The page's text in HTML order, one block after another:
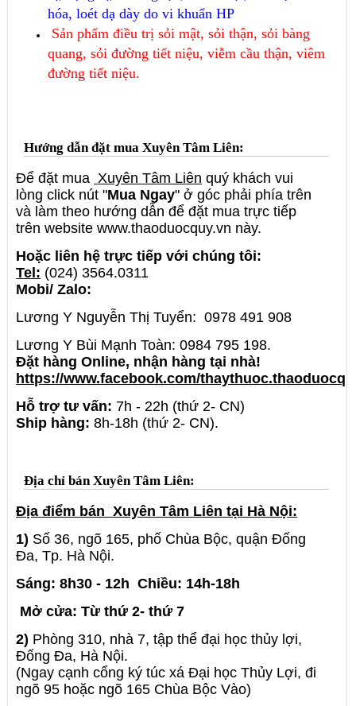
hóa, loét dạ dày do vi khuẩn HP
Sản phẩm điều trị sỏi mật, sỏi thận, sỏi bàng
quang, sỏi đường tiết niệu, viễm cầu thận, viêm
đường tiết niệu.
Hướng dẫn đặt mua Xuyên Tâm Liên:
Để đặt mua Xuyên Tâm Liên quý khách vui
lòng click nút "Mua Ngay" ở góc phải phía trên
và làm theo hướng dẫn để đặt mua trực tiếp
trên website www.thaoduocquy.vn này.
Hoặc liên hệ trực tiếp với chúng tôi:
Tel: (024) 3564.0311
Mobi/ Zalo:
Lương Y Nguyễn Thị Tuyển: 0978 491 908
Lương Y Bùi Mạnh Toàn: 0984 795 198.
Đặt hàng Online, nhận hàng tại nhà!
https://www.facebook.com/
Hỗ trợ tư vấn: 7h - 22h (thứ 2- CN)
Ship hàng: 8h-18h (thứ 2- CN).
Địa chỉ bán Xuyên Tâm Liên:
Địa điểm bán Xuyên Tâm Liên tại Hà Nội:
1) Số 36, ngõ 165, phố Chùa Bộc, quận Đống
Đa, Tp. Hà Nội.
Sáng: 8h30 - 12hChiều: 14h-18h
Mở cửa: Từ thứ 2- thứ 7
2) Phòng 310, nhà 7, tập thể đại học thủy lợi,
Đống Đa, Hà Nội.
(Ngay cạnh cổng ký túc xá Đại học Thủy Lợi, đi
ngõ 95 hoặc ngõ 165 Chùa Bộc Vào)